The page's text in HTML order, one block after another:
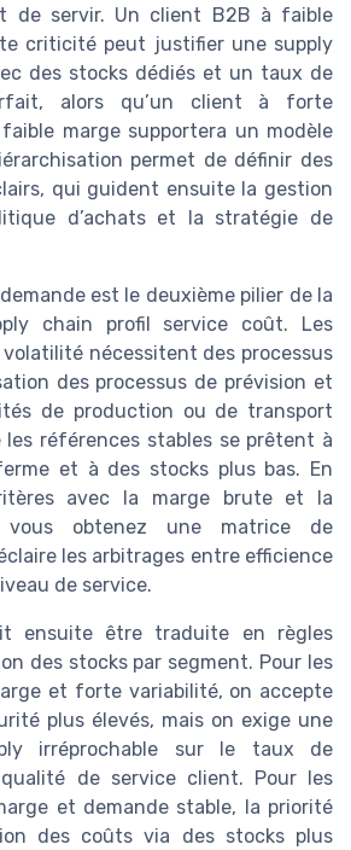
de servir. Un client B2B à faible
criticité peut justifier une supply
des stocks dédiés et un taux de
alors qu’un client à forte
marge supportera un modèle
permet de définir des
qui guident ensuite la gestion
d’achats et la stratégie de
est le deuxième pilier de la
chain profil service coût. Les
nécessitent des processus
des processus de prévision et
de production ou de transport
les références stables se prêtent à
et à des stocks plus bas. En
avec la marge brute et la
obtenez une matrice de
les arbitrages entre efficience
de service.
ensuite être traduite en règles
des stocks par segment. Pour les
et forte variabilité, on accepte
plus élevés, mais on exige une
irréprochable sur le taux de
de service client. Pour les
et demande stable, la priorité
des coûts via des stocks plus